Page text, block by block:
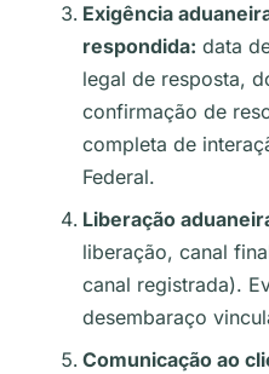
Exigência
respondida: data
legal de resposta,
confirmação de
completa de
Federal.
Liberação
liberação, canal
canal registrada).
desembaraço
Comunicação ao